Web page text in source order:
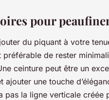
pour
du piquant à votre
de rester
ceinture peut être un
une touche
pas la ligne verticale créée